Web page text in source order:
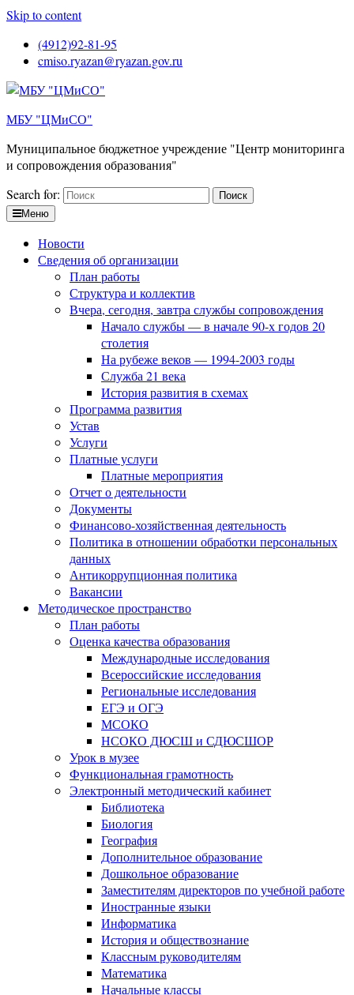
Skip to content
(4912)92-81-95
cmiso.ryazan@ryazan.gov.ru
МБУ "ЦМиСО"
Муниципальное бюджетное учреждение "Центр мониторинга
и сопровождения образования"
Search for:
Меню
Новости
Сведения об организации
План работы
Структура и коллектив
Вчера, сегодня, завтра службы сопровождения
Начало службы — в начале 90-х годов 20
столетия
На рубеже веков — 1994-2003 годы
Служба 21 века
История развития в схемах
Программа развития
Устав
Услуги
Платные услуги
Платные мероприятия
Отчет о деятельности
Документы
Финансово-хозяйственная деятельность
Политика в отношении обработки персональных
данных
Антикоррупционная политика
Вакансии
Методическое пространство
План работы
Оценка качества образования
Международные исследования
Всероссийские исследования
Региональные исследования
ЕГЭ и ОГЭ
МСОКО
НСОКО ДЮСШ и СДЮСШОР
Урок в музее
Функциональная грамотность
Электронный методический кабинет
Библиотека
Биология
География
Дополнительное образование
Дошкольное образование
Заместителям директоров по учебной работе
Иностранные языки
Информатика
История и обществознание
Классным руководителям
Математика
Начальные классы